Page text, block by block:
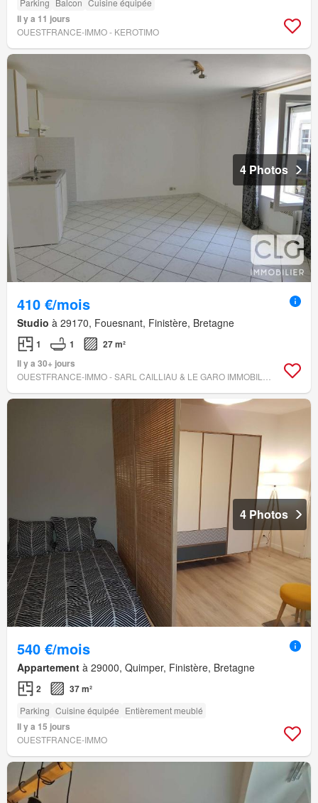
Parking Balcon Cuisine équipée
Il y a 11 jours
OUESTFRANCE-IMMO - KEROTIMO
4 Photos
410 €/mois
Studio à 29170, Fouesnant, Finistère, Bretagne
1 1
27 m²
Il y a 30+ jours
4 Photos
540 €/mois
Appartement à 29000, Quimper, Finistère, Bretagne
2 37 m²
Parking Cuisine équipée Entièrement meublé
Il y a 15 jours
OUESTFRANCE-IMMO